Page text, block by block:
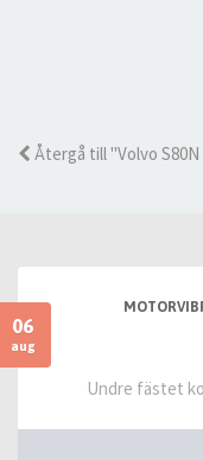
Återgå till "Volvo S80N
06
aug
Undre fästet